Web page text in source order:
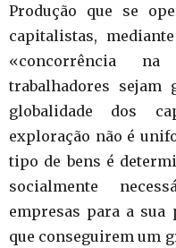
Produção que se
capitalistas,
«concorrência
trabalhadores sejam
globalidade dos
exploração não é
tipo de bens é
socialmente
empresas para a sua
que conseguirem um